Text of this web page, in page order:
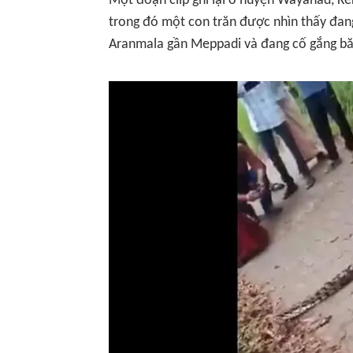
trong đó một con trăn được nhìn thấy
Aranmala gần Meppadi và đang cố gắng